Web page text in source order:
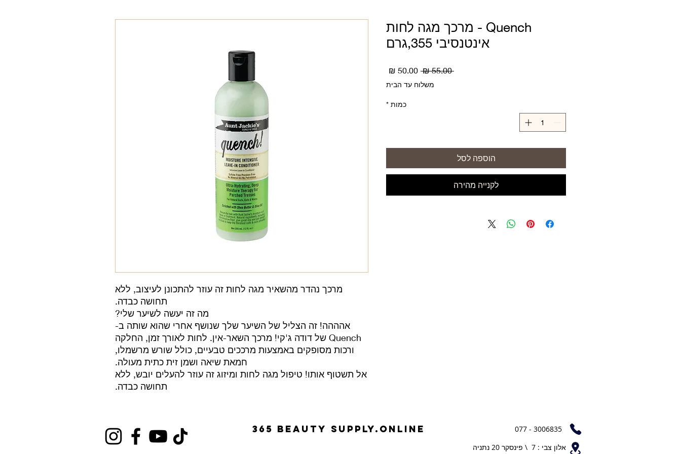
מרכך נהדר מהשאיר מגה לחות זה עוזר להתכונן לעיצוב, ללא
תחושה כבדה.
מה זה יעשה לשיער שלי?
אהההה! זה הצליל של השיער שלך שנושף אחרי שהוא שותה ב-
Quench של דודה ג'קי! מרכך השאר-אין. לחות לאורך זמן, החלקה
ורכות מסופקים באמצעות מרככים טבעיים, כולל שורש מרשמלו,
חמאת שיאה ושמן זית כתית מעולה.
אל תשטוף אותו! טיפול מגה לחות ומיזוג זה עוזר להעלים יובש, ללא
תחושה כבדה.
Quench - מרכך מגה לחות
אינטנסיבי 355,גרם
‏55.00 ‏₪
מחיר
רגיל
משלוח עד הבית
כמות *
הוספה לסל
לקנייה מהירה
365 beauty supplY.ONLINE
077 - 3006835
אלון צבי : 7 \ פינסקר 20 נתניה